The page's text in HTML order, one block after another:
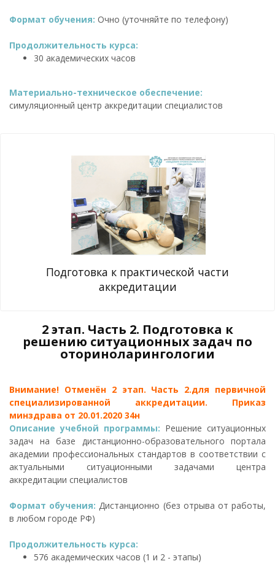
Формат обучения: Очно (уточняйте по телефону)
Продолжительность курса:
30 академических часов
Материально-техническое обеспечение:
симуляционный центр аккредитации специалистов
Подготовка к практической части
аккредитации
2 этап. Часть 2. Подготовка к
решению ситуационных задач по
оториноларингологии
Внимание! Отменён 2 этап. Часть 2.для первичной
специализированной аккредитации. Приказ
минздрава от 20.01.2020 34н
Описание учебной программы: Решение ситуационных
задач на базе дистанционно-образовательного портала
академии профессиональных стандартов в соответствии с
актуальными ситуационными задачами центра
аккредитации специалистов
Формат обучения:Дистанционно (без отрыва от работы,
в любом городе РФ)
Продолжительность курса:
576 академических часов (1 и 2 - этапы)